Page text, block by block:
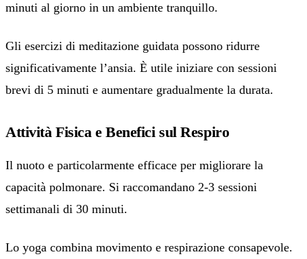
minuti al giorno in un ambiente tranquillo.
Gli esercizi di meditazione guidata possono ridurre
significativamente l’ansia. È utile iniziare con sessioni
brevi di 5 minuti e aumentare gradualmente la durata.
Attività Fisica e Benefici sul Respiro
Il nuoto e particolarmente efficace per migliorare la
capacità polmonare. Si raccomandano 2-3 sessioni
settimanali di 30 minuti.
Lo yoga combina movimento e respirazione consapevole.